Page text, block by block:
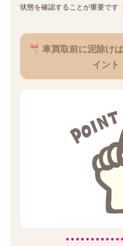
状態を確認することが重要です
車買取前に泥除け
イント